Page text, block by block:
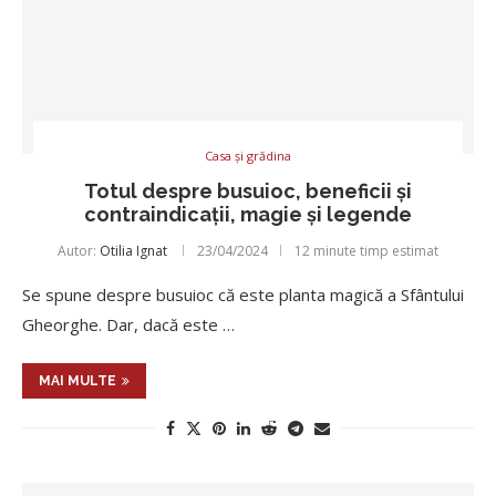
Casa și grădina
Totul despre busuioc, beneficii și
contraindicații, magie și legende
Autor: Otilia Ignat 23/04/2024 12 minute timp estimat
Se spune despre busuioc că este planta magică a Sfântului
Gheorghe. Dar, dacă este …
MAI MULTE